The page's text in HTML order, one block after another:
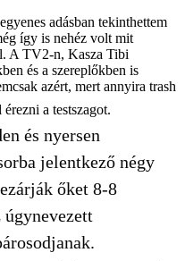
adásban tekinthettem
így is nehéz volt mit
A TV2-n, Kasza Tibi
és a szereplőkben is
azért, mert annyira trash
a testszagot.
és nyersen
jelentkező négy
őket 8-8
úgynevezett